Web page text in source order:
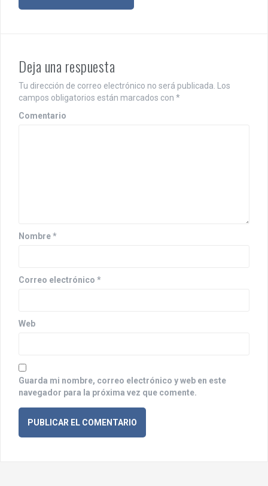
e
a
c
i
ó
n
t
r
a
a
Deja una respuesta
Tu dirección de correo electrónico no será publicada.
Los
campos obligatorios están marcados con *
Comentario
Nombre*
Correo electrónico *
Web
Guarda mi nombre, correo electrónico y web en este
navegador para la próxima vez que comente.